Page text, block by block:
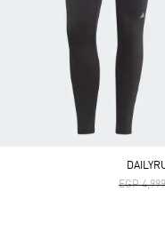
Price
EGP